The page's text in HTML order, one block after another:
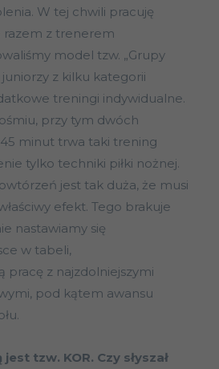
W tej chwili pracuję
razem z trenerem
model tzw. „Grupy
z kilku kategorii
treningi indywidualne.
przy tym dwóch
minut trwa taki trening
tylko techniki piłki nożnej.
jest tak duża, że musi
efekt. Tego brakuje
nastawiamy się
w tabeli,
pracę z najzdolniejszymi
pod kątem awansu
tzw. KOR. Czy słyszał